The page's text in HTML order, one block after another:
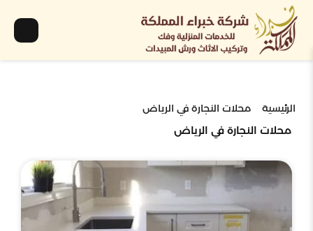
الرئيسية محلات النجارة في الرياض
محلات النجارة في الرياض